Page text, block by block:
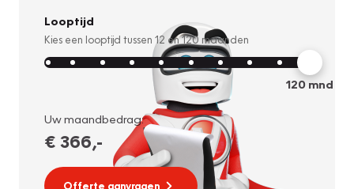
Looptijd
Kies een looptijd tussen 12 en120 maanden
120mnd
Uw maandbedrag:
€ 366,-
Offerte aanvragen